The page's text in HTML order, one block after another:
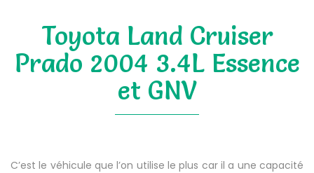
Toyota Land Cruiser
Prado 2004 3.4L Essence
et GNV
C’est le véhicule que l’on utilise le plus car il a une capacité